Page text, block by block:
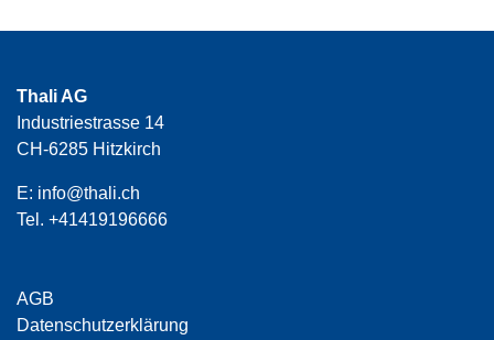
Thali AG
Industriestrasse 14
CH-6285 Hitzkirch
E: info@thali.ch
Tel. +41419196666
AGB
Datenschutzerklärung